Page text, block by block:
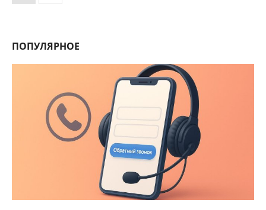
ПОПУЛЯРНОЕ